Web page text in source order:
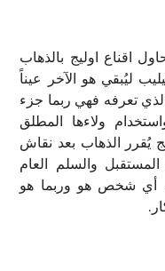
اقناع اوليج بالذهاب
ليُبقي هو الآخر عيناً
تعرفه فهي ربما جزء
ولاءها المطلق
يُقرر الذهاب بعد نقاش
والسلم العام
أي شخص هو وربما هو